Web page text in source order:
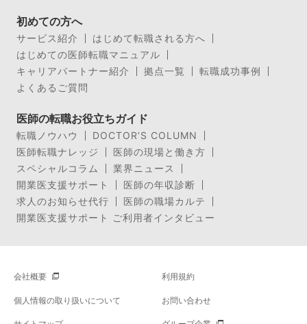
初めての方へ
サービス紹介
はじめて転職される方へ
はじめての医師転職マニュアル
キャリアパートナー紹介
拠点一覧
転職成功事例
よくあるご質問
医師の転職お役立ちガイド
転職ノウハウ
DOCTOR’S COLUMN
医師転職ナレッジ
医師の現場と働き方
スペシャルコラム
業界ニュース
開業医支援サポート
医師の年収診断
求人のお知らせ代行
医師の職場カルテ
開業医支援サポート ご利用者インタビュー
会社概要 利用規約
個人情報の取り扱いについて お問い合わせ